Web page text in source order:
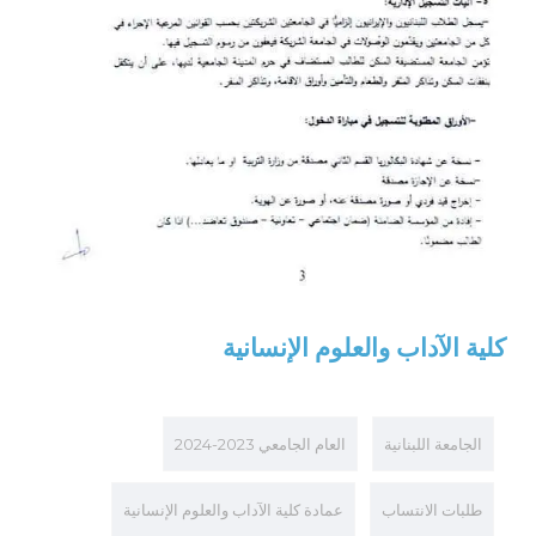
كلية الآداب والعلوم الإنسانية
الجامعة اللبنانية العام الجامعي 2023-2024
طلبات الانتساب عمادة كلية الآداب والعلوم الإنسانية